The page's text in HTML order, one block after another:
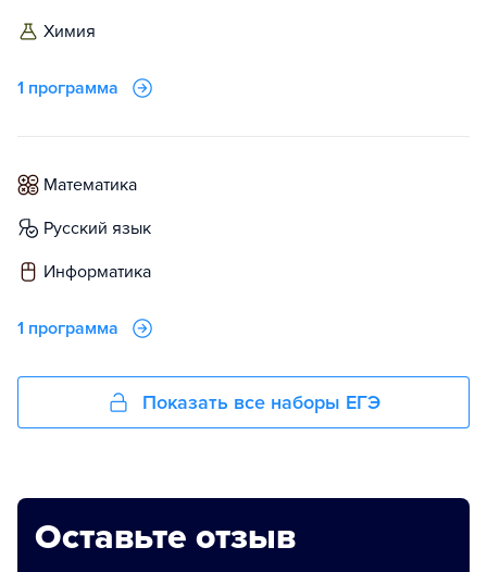
химия
1 программа
математика
русский язык
информатика
1 программа
Показать все наборы ЕГЭ
Оставьте отзыв